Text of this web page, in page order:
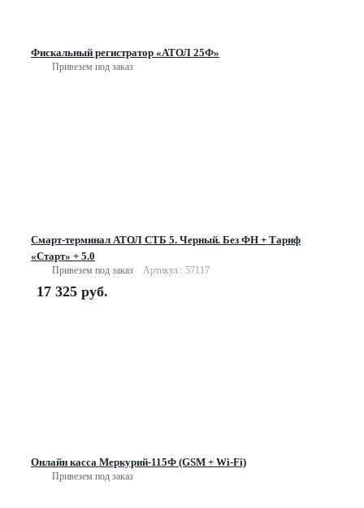
Фискальный регистратор «АТОЛ 25Ф»
Привезем под заказ
Смарт-терминал АТОЛ СТБ 5. Черный. Без ФН + Тариф
«Старт» + 5.0
Привезем под заказ Артикул : 57117
17 325 руб.
Онлайн касса Меркурий-115Ф (GSM + Wi-Fi)
Привезем под заказ